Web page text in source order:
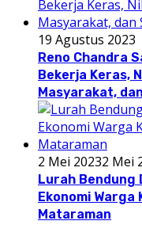
19 Agustus 2023
Reno Chandra
Bekerja Keras,
Masyarakat,
2 Mei 20232 Mei
Lurah Bendung
Ekonomi Warga
Mataraman